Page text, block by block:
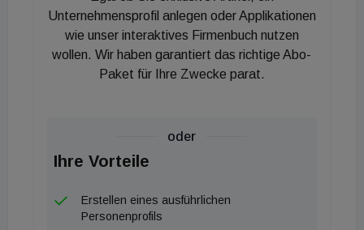
zumutbar ist, gab es aber nur wenig Handhabe
dagegen. Das soll sich nun ändern. So wird etwa
die Behörde selbst Sachverständige beauftragen,
Gutachten zum Thema Abbruchreife einzuholen.
können, soll das ebenfalls berücksichtigt werden.
Damit wird ein Erhalt eher als wirtschaftlich möglich
klassifiziert. Wer das Haus vorsätzlich
Unternehmensprofil anlegen oder Applikationen
wie unser interaktives Firmenbuch nutzen
wollen. Wir haben garantiert das richtige Abo-
Paket für Ihre Zwecke parat.
oder
Ihre Vorteile
Erstellen eines ausführlichen
Personenprofils